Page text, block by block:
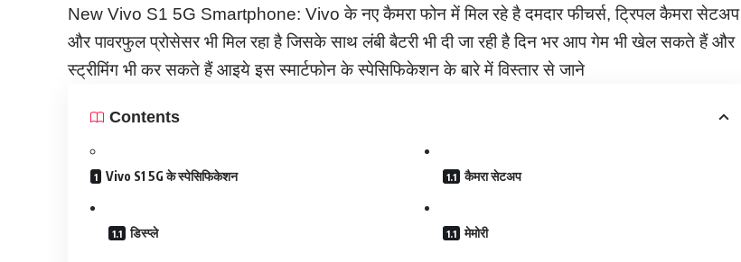
New Vivo S1 5G Smartphone: Vivo के नए कैमरा फोन में मिल रहे है दमदार फीचर्स, ट्रिपल कैमरा सेटअप
और पावरफुल प्रोसेसर भी मिल रहा है जिसके साथ लंबी बैटरी भी दी जा रही है दिन भर आप गेम भी खेल सकते हैं और
स्ट्रीमिंग भी कर सकते हैं आइये इस स्मार्टफोन के स्पेसिफिकेशन के बारे में विस्तार से जाने
Contents
Vivo S1 5G के स्पेसिफिकेशन
डिस्प्ले
कैमरा सेटअप
मेमोरी